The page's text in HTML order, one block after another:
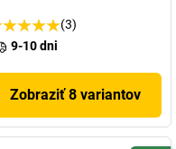
(3)
9-10 dni
Zobraziť 8 variantov